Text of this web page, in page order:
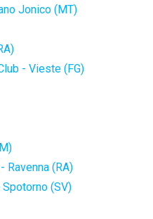
Jonico (MT)
- Vieste (FG)
Ravenna (RA)
Spotorno (SV)